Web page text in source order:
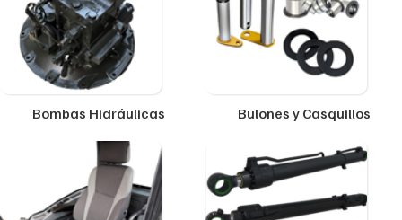
Bombas Hidráulicas Bulones y Casquillos